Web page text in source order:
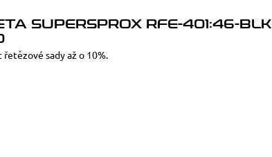
SUPERSPROX RFE-401:46-BLK
sady až o 10%.